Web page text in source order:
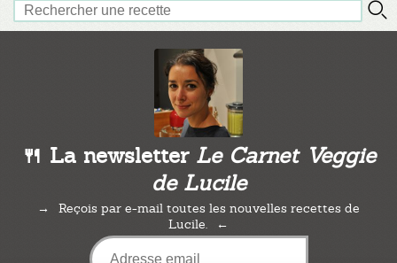
🍴 La newsletter Le Carnet Veggie
de Lucile
Reçois par e-mail toutes les nouvelles recettes de
Lucile.